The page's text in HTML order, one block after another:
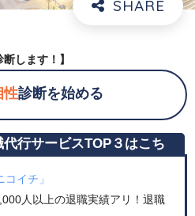
します！】
性診断を始める
行サービスTOP３はこち
イチ」
人以上の退職実績アリ！退職